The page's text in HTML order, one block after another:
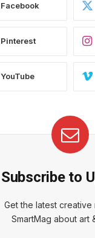
Facebook
Pinterest
YouTube
Subscribe to
Get the latest creative
SmartMag about art